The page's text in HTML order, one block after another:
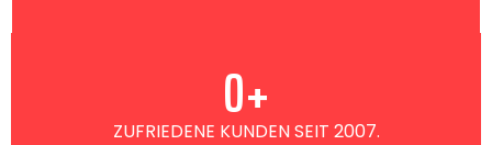
ZUFRIEDENE KUNDEN SEIT 2007.
0+